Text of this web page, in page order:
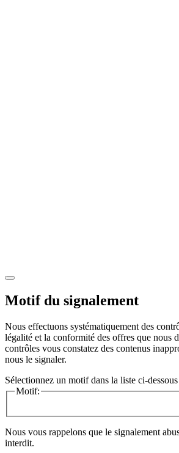
Motif du signalement
Nous effectuons systématiquement des
légalité et la conformité des offres que nous
contrôles vous constatez des contenus
nous le signaler.
Sélectionnez un motif dans la liste ci-dessous
Motif:
Nous vous rappelons que le signalement
interdit.